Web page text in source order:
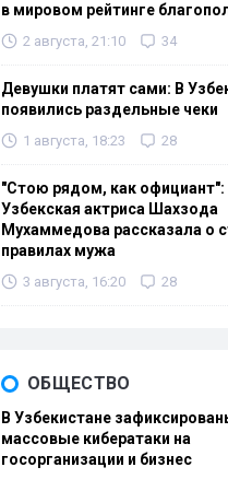
в мировом рейтинге
2 августа, 21:10 34
Девушки платят сами: В
появились раздельные чеки
1 августа, 18:23 28
"Стою рядом, как официант":
Узбекская актриса Шахзода
Мухаммедова рассказала о
правилах мужа
3 августа, 16:20 28
ОБЩЕСТВО
В Узбекистане
массовые кибератаки на
госорганизации и бизнес